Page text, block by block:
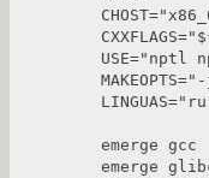
USE="nptl
emerge gcc
emerge